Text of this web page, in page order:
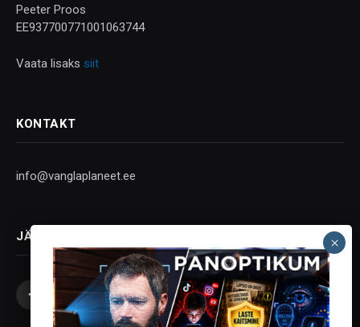
Peeter Proos
EE937700771001063744
Vaata lisaks siit
KONTAKT
info@vanglaplaneet.ee
JÄLGI SOTSIAALMEEDIAS
Facebook
X
(Twitter)
InstagramYouTubeTelegram